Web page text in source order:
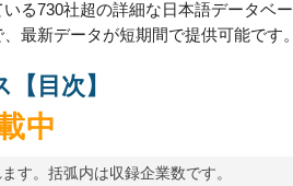
る730社超の詳細な日本語データベー
最新データが短期間で提供可能です。
目次】
中
す。括弧内は収録企業数です。